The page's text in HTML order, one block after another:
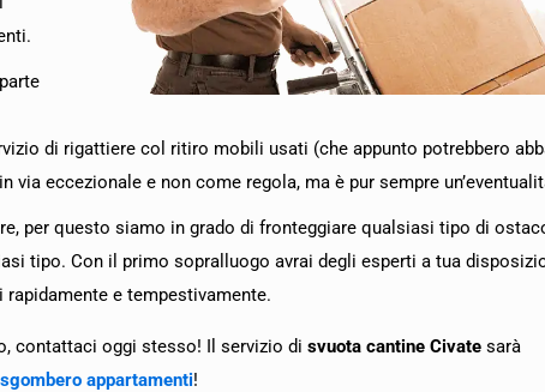
di rigattiere col ritiro mobili usati (che appunto potrebbero
via eccezionale e non come regola, ma è pur sempre
per questo siamo in grado di fronteggiare qualsiasi tipo di
tipo. Con il primo sopralluogo avrai degli esperti a tua
e tempestivamente.
contattaci oggi stesso! Il servizio disvuota cantine Civatesarà
sgombero appartamenti!